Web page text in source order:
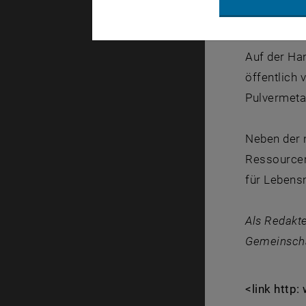
die man
Auf der
öffentlich
Neben der
für
Als
<link http: